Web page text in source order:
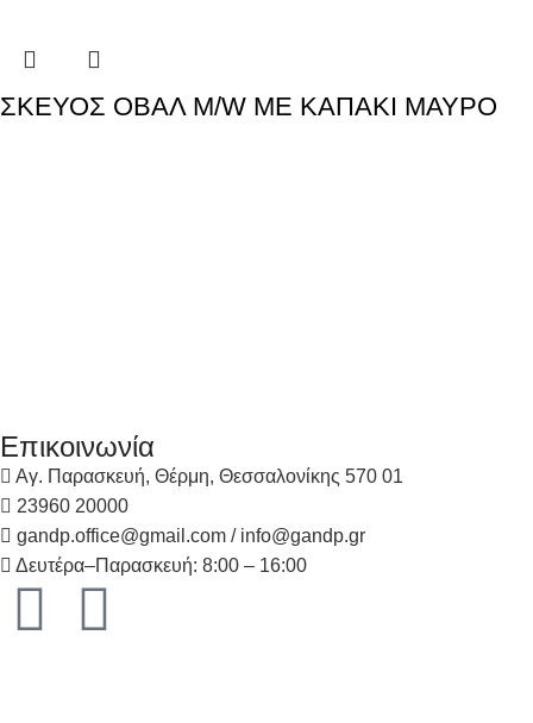
ΣΚΕΥΟΣ ΟΒΑΛ M/W ΜΕ ΚΑΠΑΚΙ ΜΑΥΡΟ
Επικοινωνία
Αγ. Παρασκευή, Θέρμη, Θεσσαλονίκης 570 01
23960 20000
gandp.office@gmail.com / info@gandp.gr
Δευτέρα–Παρασκευή: 8:00 – 16:00